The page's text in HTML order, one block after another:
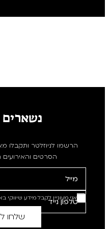
נשארים
הרשמו לניוזלטר ותקבלו
הסרטים והאירועים
אני מעוניין לקבל מידע שיווקי